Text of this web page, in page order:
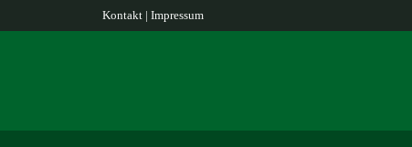
Kontakt | Impressum